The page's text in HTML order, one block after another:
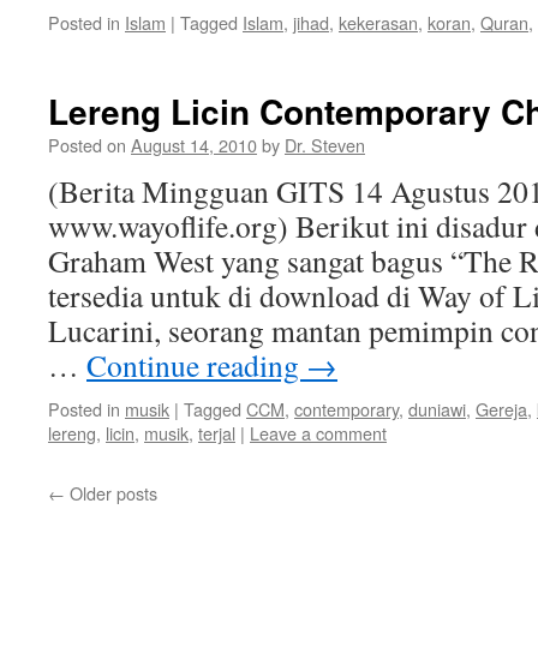
Posted in Islam | Tagged Islam, jihad, kekerasan, koran, Quran,
Lereng Licin Contemporary
Posted on August 14, 2010by Dr. Steven
(Berita Mingguan GITS 14 Agustus
www.wayoflife.org) Berikut ini disadur
Graham West yang sangat bagus “The
tersedia untuk di download di Way of
Lucarini, seorang mantan pemimpin
… Continue reading →
Posted in musik | Tagged CCM, contemporary, duniawi, Gereja,
lereng, licin, musik, terjal | Leave a comment
← Older posts